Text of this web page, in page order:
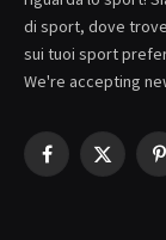
di sport, dove
sui tuoi sport
We're accepting
Facebook
X